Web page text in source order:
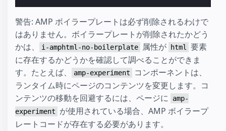
警告: AMP ボイラープレートは必ず削除されるわけで
はありません。ボイラープレートが削除されたかどう
かは、
i-amphtml-no-boilerplate 属性が html 要素
に存在するかどうかを確認して調べることができま
す。たとえば、
amp-experiment
コンポーネントは、
ランタイム時にページのコンテンツを変更します。コ
ンテンツの移動を回避するには、ページに
amp-
experiment が使用されている場合、AMP ボイラープ
レートコードが存在する必要があります。